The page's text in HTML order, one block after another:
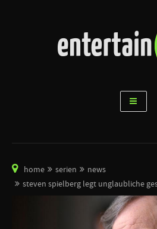
home serien
news
steven spielberg legt unglaubliche